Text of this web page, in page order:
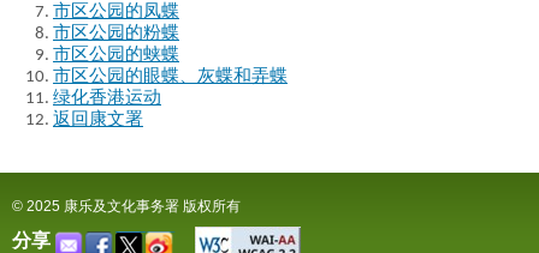
市区公园的凤蝶
市区公园的粉蝶
市区公园的蛱蝶
市区公园的眼蝶、灰蝶和弄蝶
绿化香港运动
返回康文署
© 2025 康乐及文化事务署 版权所有
分享